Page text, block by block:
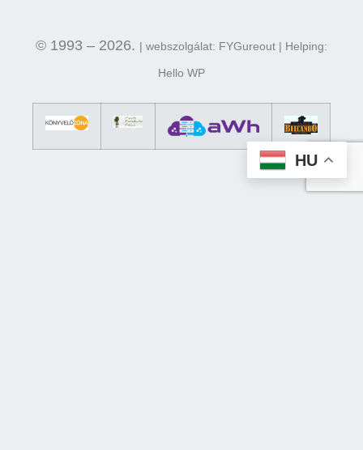
© 1993 – 2026. | webszolgálat: FYGureout | Helping:
Hello WP
HU